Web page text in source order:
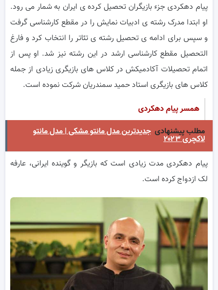
پیام دهکردی جزء بازیگران تحصیل کرده ی ایران به شمار می رود.
او ابتدا مدرک رشته ی ادبیات نمایش را در مقطع کارشناسی گرفت
و سپس برای ادامه ی تحصیل رشته ی تئاتر را انتخاب کرد و فارغ
التحصیل مقطع کارشناسی ارشد در این رشته نیز شد. او پس از
اتمام تحصیلات آکادمیکش در کلاس های بازیگری زیادی از جمله
کلاس های بازیگری استاد حمید سمندریان شرکت نموده است.
همسر پیام دهکردی
مطلب پیشنهادی جدیدترین مدل مانتو مشکی | مدل مانتو
لاکچری ۲۰۲۳
پیام دهکردی مدت زیادی است که بازیگر و گوینده ایرانی، عارفه
لک ازدواج کرده است.